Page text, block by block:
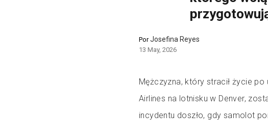
PorJosefina Reyes
13 May, 2026
Mężczyzna, który stracił życie
Airlines na lotnisku w Denver,
incydentu doszło, gdy samolot